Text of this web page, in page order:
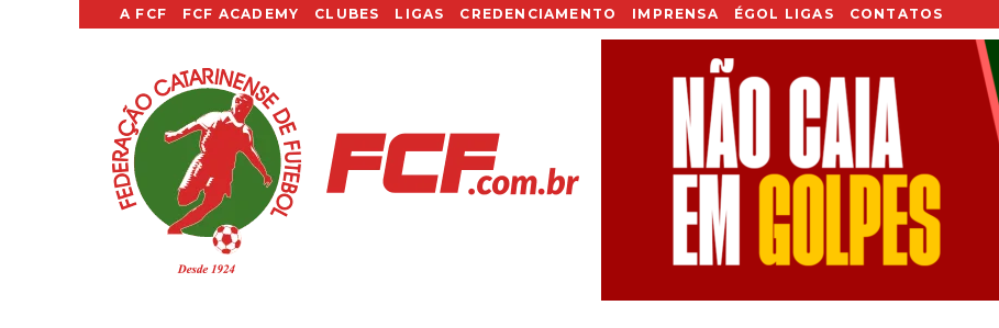
A FCF FCF ACADEMY CLUBES LIGAS CREDENCIAMENTO IMPRENSA ÉGOL LIGAS CONTATOS